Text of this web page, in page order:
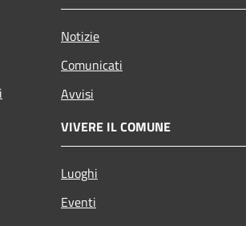
Notizie
Comunicati
Avvisi
VIVERE IL COMUNE
Luoghi
Eventi